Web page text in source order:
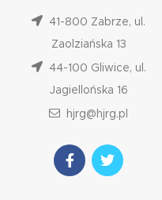
41-800 Zabrze, ul.
Zaolziańska 13
44-100 Gliwice, ul.
Jagiellońska 16
hjrg@hjrg.pl